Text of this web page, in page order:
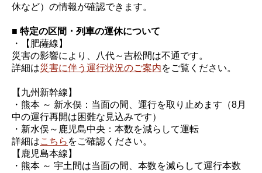
休など）の情報が確認できます。
■ 特定の区間・列車の運休について
・【肥薩線】
災害の影響により、八代～吉松間は不通です。
詳細は災害に伴う運行状況のご案内をご覧ください。
【九州新幹線】
・熊本 ～ 新水俣：当面の間、運行を取り止めます（8月
中の運行再開は困難な見込みです）
・新水俣～鹿児島中央：本数を減らして運転
詳細はこちら をご確認ください。
【鹿児島本線】
・熊本 ～ 宇土間は当面の間、本数を減らして運行本数